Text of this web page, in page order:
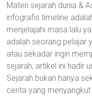
Materi sejarah dunia &
infografis timeline
menjelajahi masa lalu
adalah seorang pelajar
atau sekadar ingin
sejarah, artikel ini hadir
Sejarah bukan hanya
cerita yang